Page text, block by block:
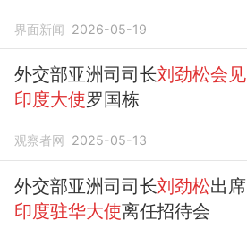
界面新闻 2026-05-19
外交部亚洲司司长刘劲松会见
印度大使罗国栋
观察者网 2025-05-13
外交部亚洲司司长刘劲松出席
印度驻华大使离任招待会